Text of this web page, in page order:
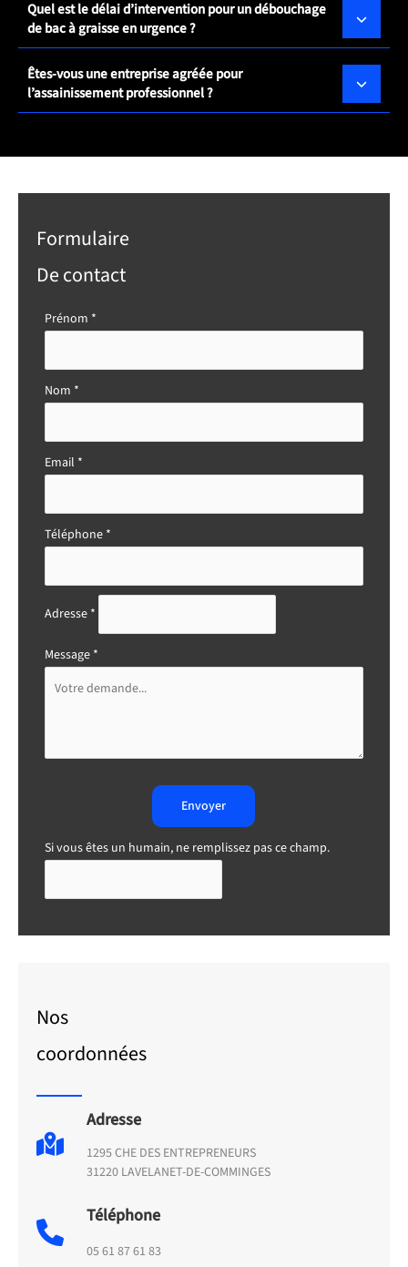
Quel est le délai d’intervention pour un débouchage
de bac à graisse en urgence ?
Êtes-vous une entreprise agréée pour
l’assainissement professionnel ?
Formulaire
De contact
Formulaire
avec
téléphone
Prénom *
Nom *
Email *
Téléphone *
Adresse *
Message *
Envoyer
Si vous êtes un humain, ne remplissez pas ce champ.
Nos
coordonnées
Adresse
1295 CHE DES ENTREPRENEURS
31220 LAVELANET-DE-COMMINGES
Téléphone
05 61 87 61 83